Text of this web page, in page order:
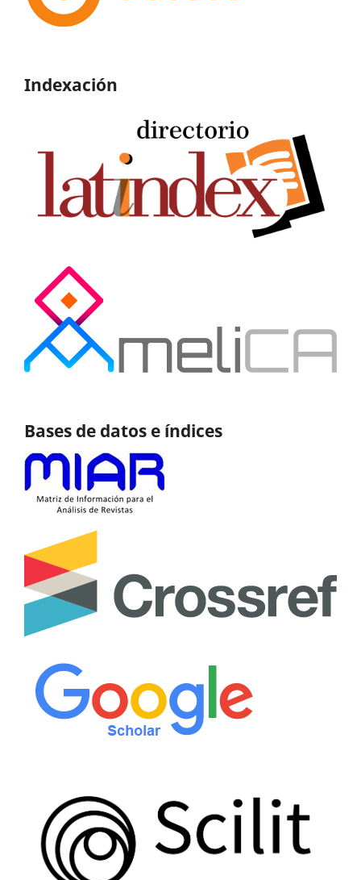
Indexación
Bases de datos e índices